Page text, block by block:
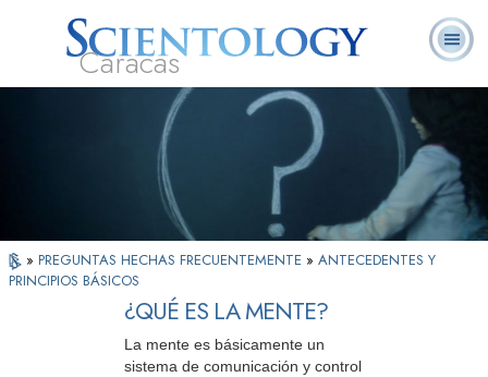
Caracas
¿Qué es
Scientology?
Ministros
Voluntarios
Preguntas
Frecuentes
» PREGUNTAS HECHAS FRECUENTEMENTE » ANTECEDENTES Y
PRINCIPIOS BÁSICOS
¿QUÉ ES LA MENTE?
La mente es básicamente un
sistema de comunicación y control